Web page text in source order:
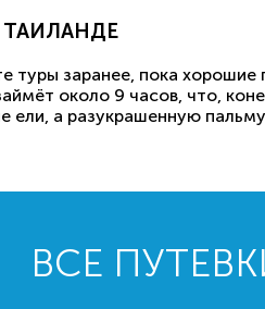
заранее, пока хорошие
около 9 часов, что,
ели, а разукрашенную
ВСЕ